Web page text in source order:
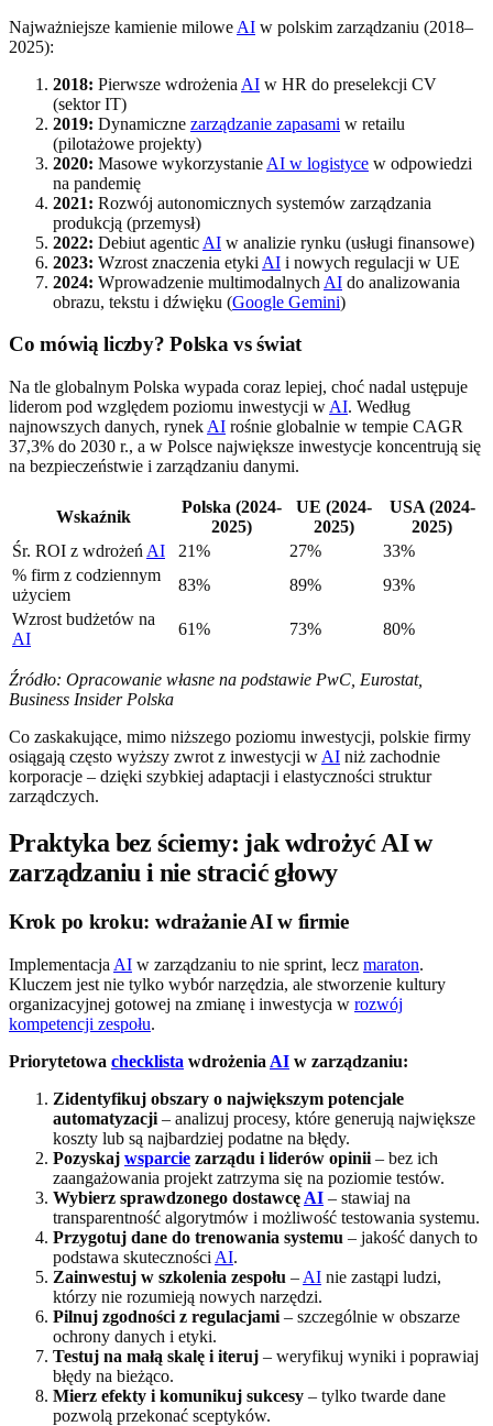
Najważniejsze kamienie milowe AI w polskim zarządzaniu (2018–
2025):
2018: Pierwsze wdrożenia AI w HR do preselekcji CV
(sektor IT)
2019: Dynamiczne zarządzanie zapasami w retailu
(pilotażowe projekty)
2020: Masowe wykorzystanie AI w logistyce w odpowiedzi
na pandemię
2021: Rozwój autonomicznych systemów zarządzania
produkcją (przemysł)
2022: Debiut agentic AI w analizie rynku (usługi finansowe)
2023: Wzrost znaczenia etyki AI i nowych regulacji w UE
2024: Wprowadzenie multimodalnych AI do analizowania
obrazu, tekstu i dźwięku (Google Gemini)
Co mówią liczby? Polska vs świat
Na tle globalnym Polska wypada coraz lepiej, choć nadal ustępuje
liderom pod względem poziomu inwestycji w AI. Według
najnowszych danych, rynek AI rośnie globalnie w tempie CAGR
37,3% do 2030 r., a w Polsce największe inwestycje koncentrują się
na bezpieczeństwie i zarządzaniu danymi.
Wskaźnik
Polska (2024-
2025)
UE (2024-
2025)
USA (2024-
2025)
Śr. ROI z wdrożeń AI 21% 27%
33%
% firm z codziennym
użyciem
83% 89%
93%
Wzrost budżetów na
AI
61% 73% 80%
Źródło: Opracowanie własne na podstawie PwC, Eurostat,
Business Insider Polska
Co zaskakujące, mimo niższego poziomu inwestycji, polskie firmy
osiągają często wyższy zwrot z inwestycji w AI niż zachodnie
korporacje – dzięki szybkiej adaptacji i elastyczności struktur
zarządczych.
Praktyka bez ściemy: jak wdrożyć AI w
zarządzaniu i nie stracić głowy
Krok po kroku: wdrażanie AI w firmie
Implementacja AI w zarządzaniu to nie sprint, lecz maraton.
Kluczem jest nie tylko wybór narzędzia, ale stworzenie kultury
organizacyjnej gotowej na zmianę i inwestycja w rozwój
kompetencji zespołu.
Priorytetowa checklista wdrożenia AI w zarządzaniu:
Zidentyfikuj obszary o największym potencjale
automatyzacji – analizuj procesy, które generują największe
koszty lub są najbardziej podatne na błędy.
Pozyskaj wsparcie zarządu i liderów opinii – bez ich
zaangażowania projekt zatrzyma się na poziomie testów.
Wybierz sprawdzonego dostawcę AI – stawiaj na
transparentność algorytmów i możliwość testowania systemu.
Przygotuj dane do trenowania systemu – jakość danych to
podstawa skuteczności AI.
Zainwestuj w szkolenia zespołu – AI nie zastąpi ludzi,
którzy nie rozumieją nowych narzędzi.
Pilnuj zgodności z regulacjami – szczególnie w obszarze
ochrony danych i etyki.
Testuj na małą skalę i iteruj – weryfikuj wyniki i poprawiaj
błędy na bieżąco.
Mierz efekty i komunikuj sukcesy – tylko twarde dane
pozwolą przekonać sceptyków.